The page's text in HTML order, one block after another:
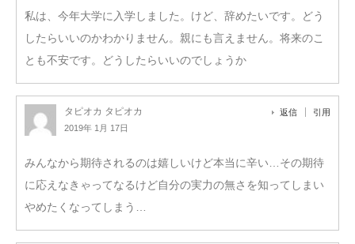
私は、今年大学に入学しました。けど、辞めたいです。どう
したらいいのかわかりません。親にも言えません。将来のこ
とも不安です。どうしたらいいのでしょうか
タピオカ タピオカ
2019年 1月 17日
返信 引用
みんなから期待されるのは嬉しいけど本当に辛い…その期待
に応えなきゃってなるけど自分の実力の無さを知ってしまい
やめたくなってしまう…